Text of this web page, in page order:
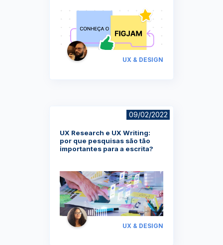
UX & DESIGN
UX Research e UX Writing:
por que pesquisas são tão
importantes para a escrita?
09/02/2022
UX & DESIGN